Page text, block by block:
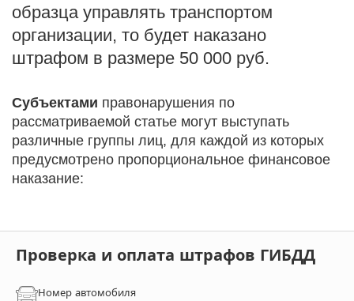
образца управлять транспортом
организации, то будет наказано
штрафом в размере 50 000 руб.
Субъектами правонарушения по
рассматриваемой статье могут выступать
различные группы лиц, для каждой из которых
предусмотрено пропорциональное финансовое
наказание:
Проверка и оплата штрафов ГИБДД
Номер автомобиля